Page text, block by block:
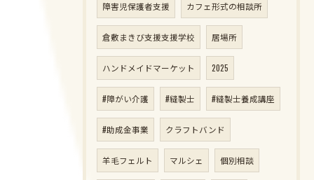
障害児保護者支援 カフェ形式の相談所
倉敷まきび支援支援学校 居場所
ハンドメイドマーケット 2025
#障がい介護 #縫製士 #縫製士養成講座
#助成金事業 クラフトバンド
羊毛フェルト マルシェ 個別相談